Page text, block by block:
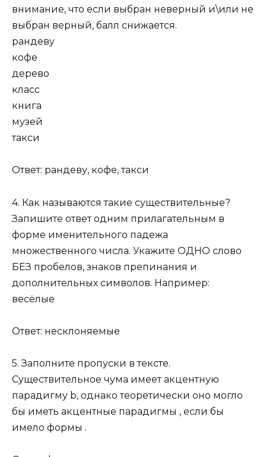
внимание, что если выбран неверный и\или не
выбран верный, балл снижается.
рандеву
кофе
дерево
класс
книга
музей
такси
Ответ: рандеву, кофе, такси
4. Как называются такие существительные?
Запишите ответ одним прилагательным в
форме именительного падежа
множественного числа. Укажите ОДНО слово
БЕЗ пробелов, знаков препинания и
дополнительных символов. Например:
весёлые
Ответ: несклоняемые
5. Заполните пропуски в тексте.
Существительное чума имеет акцентную
парадигму b, однако теоретически оно могло
бы иметь акцентные парадигмы , если бы
имело формы .